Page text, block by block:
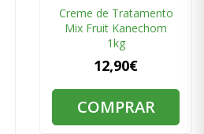
Creme de Tratamento
Mix Fruit Kanechom
1kg
12,90€
COMPRAR